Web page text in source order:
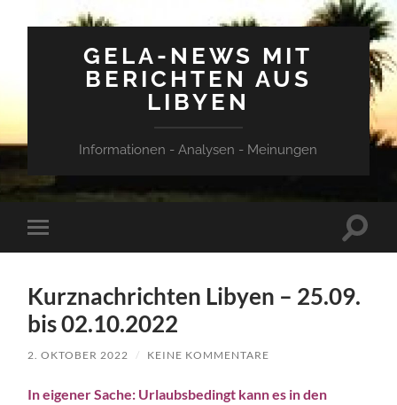
GELA-NEWS MIT
BERICHTEN AUS
LIBYEN
Informationen - Analysen - Meinungen
Mobile-
Menü
Kurznachrichten Libyen – 25.09.
bis 02.10.2022
2. OKTOBER 2022 / KEINE KOMMENTARE
In eigener Sache: Urlaubsbedingt kann es in den